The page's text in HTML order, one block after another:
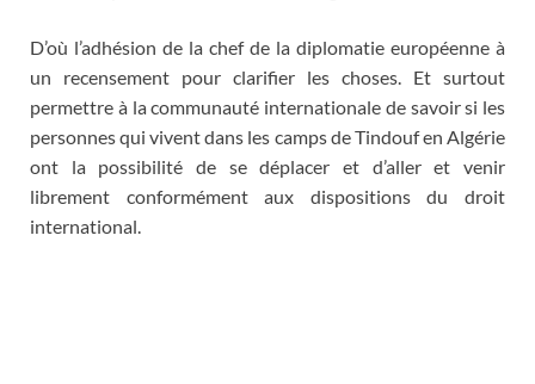
D’où l’adhésion de la chef de la diplomatie européenne à
un recensement pour clarifier les choses. Et surtout
permettre à la communauté internationale de savoir si les
personnes qui vivent dans les camps de Tindouf en Algérie
ont la possibilité de se déplacer et d’aller et venir
librement conformément aux dispositions du droit
international.